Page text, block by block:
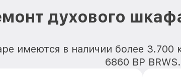
духового
имеются в наличии более
6860 BP BRWS.